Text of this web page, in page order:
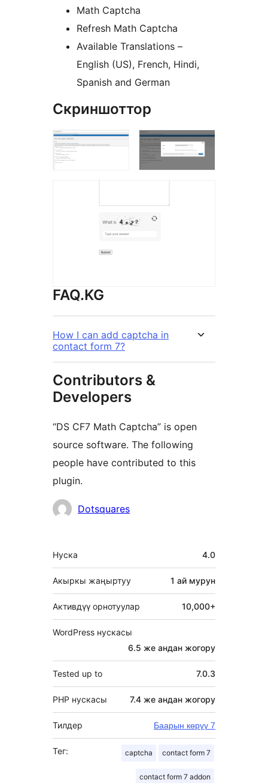
Math Captcha
Refresh Math Captcha
Available Translations –
English (US), French, Hindi,
Spanish and German
Скриншоттор
FAQ.KG
How I can add captcha in
contact form 7?
Contributors &
Developers
“DS CF7 Math Captcha” is open
source software. The following
people have contributed to this
plugin.
МүчөлөрүDotsquares
Мета
Нуска 4.0
Акыркы жаңыртуу 1 ай мурун
Активдүү орнотуулар 10,000+
WordPress нускасы
6.5 же андан жогору
Tested up to 7.0.3
PHP нускасы 7.4 же андан жогору
Тилдер Баарын көрүү 7
Тег: captcha contact form 7
contact form 7 addon